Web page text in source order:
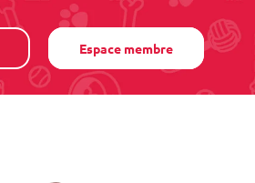
Espace membre